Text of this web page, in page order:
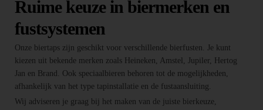
Ruime keuze in biermerken en
fustsystemen
Onze biertaps zijn geschikt voor verschillende bierfusten. Je kunt
kiezen uit bekende merken zoals Heineken, Amstel, Jupiler, Hertog
Jan en Brand. Ook speciaalbieren behoren tot de mogelijkheden,
afhankelijk van het type tapinstallatie en de fustaansluiting.
Wij adviseren je graag bij het maken van de juiste bierkeuze,